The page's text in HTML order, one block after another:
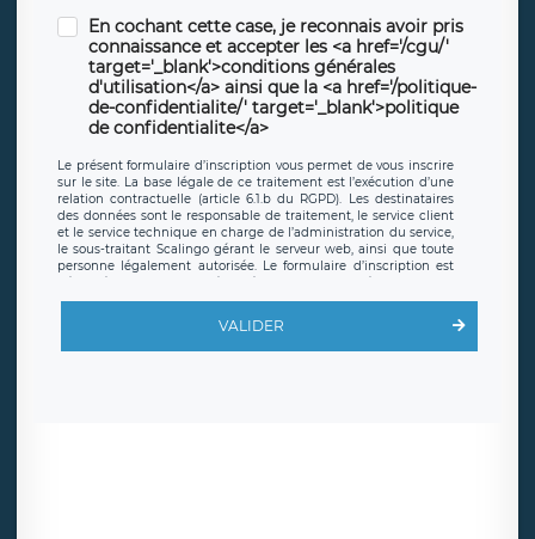
En cochant cette case, je reconnais avoir pris
connaissance et accepter les <a href='/cgu/'
target='_blank'>conditions générales
d'utilisation</a> ainsi que la <a href='/politique-
de-confidentialite/' target='_blank'>politique
de confidentialite</a>
Le présent formulaire d’inscription vous permet de vous inscrire
sur le site. La base légale de ce traitement est l’exécution d’une
relation contractuelle (article 6.1.b du RGPD). Les destinataires
des données sont le responsable de traitement, le service client
et le service technique en charge de l’administration du service,
le sous-traitant Scalingo gérant le serveur web, ainsi que toute
personne légalement autorisée. Le formulaire d’inscription est
offrant desclauses de protection conformes au RGPD. Les
en sollicite la suppression, étant entendu que vous pouvez
demander la suppression de vos données et retirer votre
VALIDER